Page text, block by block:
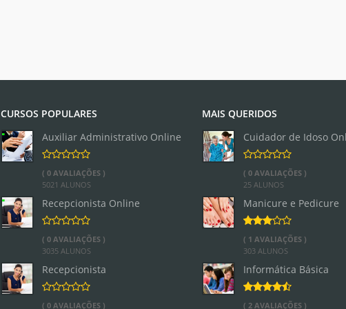
CURSOS POPULARES
Auxiliar Administrativo Online
( 0 AVALIAÇÕES )
5021 ALUNOS
Recepcionista Online
( 0 AVALIAÇÕES )
3035 ALUNOS
Recepcionista
( 0 AVALIAÇÕES )
MAIS QUERIDOS
Cuidador de Idoso
( 0 AVALIAÇÕES )
25 ALUNOS
Manicure e Pedicure
( 1 AVALIAÇÕES )
303 ALUNOS
Informática Básica
( 2 AVALIAÇÕES )